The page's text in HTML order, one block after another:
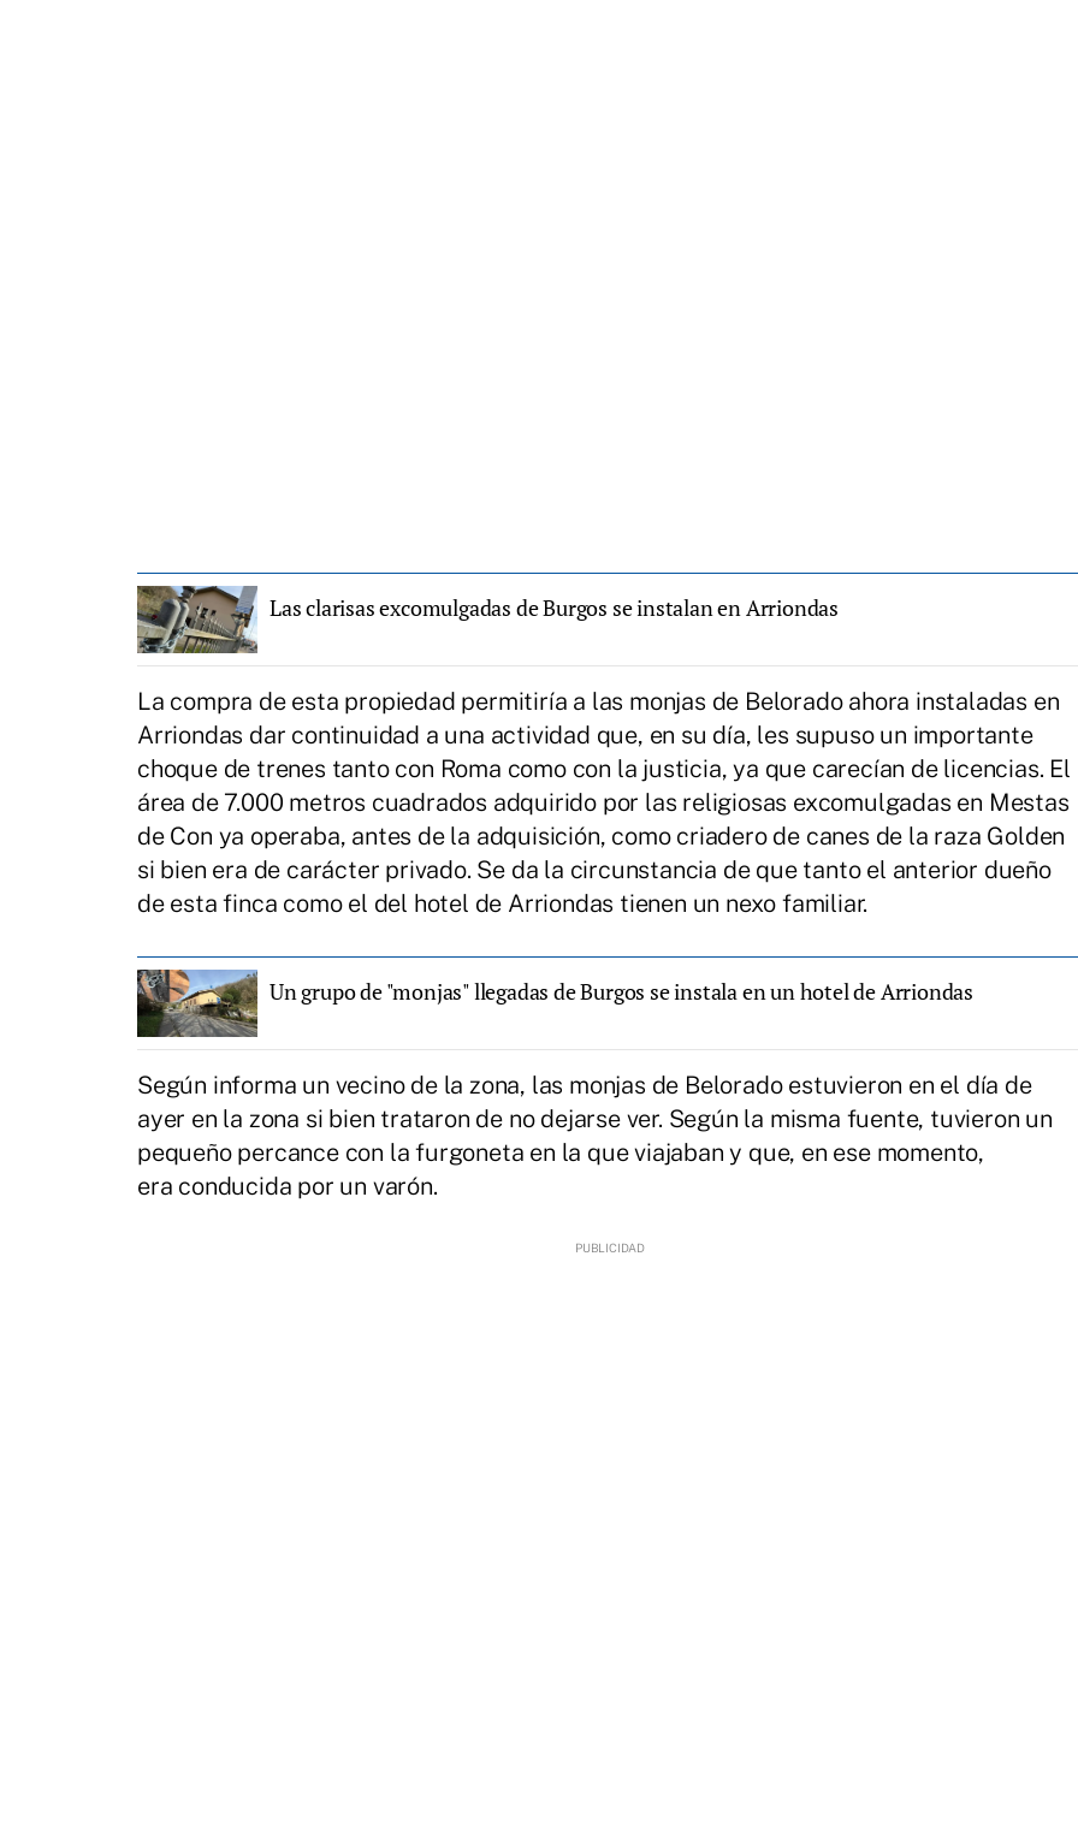
Las clarisas excomulgadas de Burgos se instalan en Arriondas
La compra de esta propiedad permitiría a las monjas de Belorado ahora instaladas en
Arriondas dar continuidad a una actividad que, en su día, les supuso un importante
choque de trenes tanto con Roma como con la justicia, ya que carecían de licencias. El
área de 7.000 metros cuadrados adquirido por las religiosas excomulgadas en Mestas
de Con ya operaba, antes de la adquisición, como criadero de canes de la raza Golden
si bien era de carácter privado. Se da la circunstancia de que tanto el anterior dueño
de esta finca como el del hotel de Arriondas tienen un nexo familiar.
Un grupo de "monjas" llegadas de Burgos se instala en un hotel de Arriondas
Según informa un vecino de la zona, las monjas de Belorado estuvieron en el día de
ayer en la zona si bien trataron de no dejarse ver. Según la misma fuente, tuvieron un
pequeño percance con la furgoneta en la que viajaban y que, en ese momento,
era conducida por un varón.